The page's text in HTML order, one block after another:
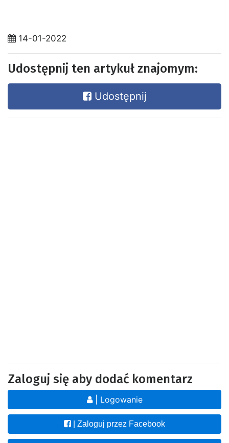
14-01-2022
Udostępnij ten artykuł znajomym:
Udostępnij
Zaloguj się aby dodać komentarz
| Logowanie
| Zaloguj przez Facebook